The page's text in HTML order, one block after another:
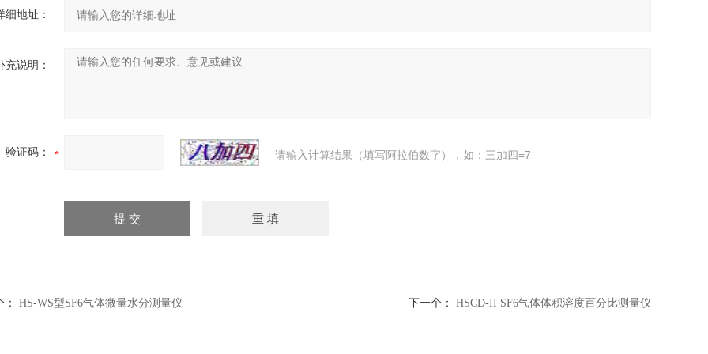
细地址：
充说明：
验证码： 请输入计算结果（填写阿拉伯数字），如：三加四=7
HS-WS型SF6气体微量水分测量仪 下一个： HSCD-II SF6气体体积溶度百分比测量仪